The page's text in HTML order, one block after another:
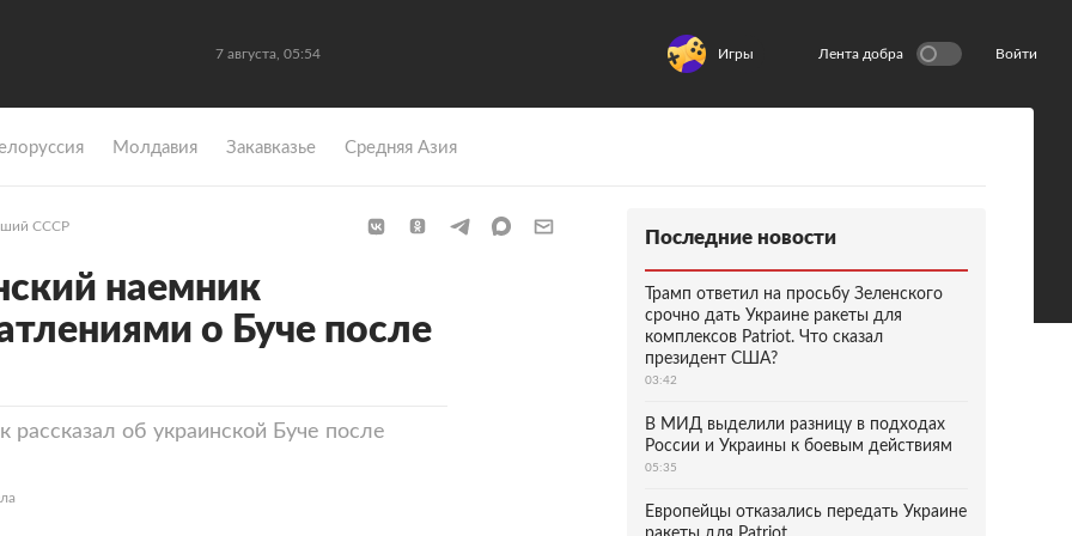
7 августа, 05:54 Игры Лента добра Войти
Молдавия Закавказье Средняя Азия
СССР
наемник
о Буче после
рассказал об украинской Буче после
Последние новости
Трамп ответил на просьбу Зеленского
срочно дать Украине ракеты для
комплексов Patriot. Что сказал
президент США?
03:42
В МИД выделили разницу в подходах
России и Украины к боевым действиям
05:35
Европейцы отказались передать Украине